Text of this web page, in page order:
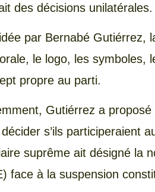
des décisions unilatérales.
par Bernabé Gutiérrez,
le logo, les symboles,
propre au parti.
Gutiérrez a
s’ils participeraient
suprême ait désigné la
face à la suspension